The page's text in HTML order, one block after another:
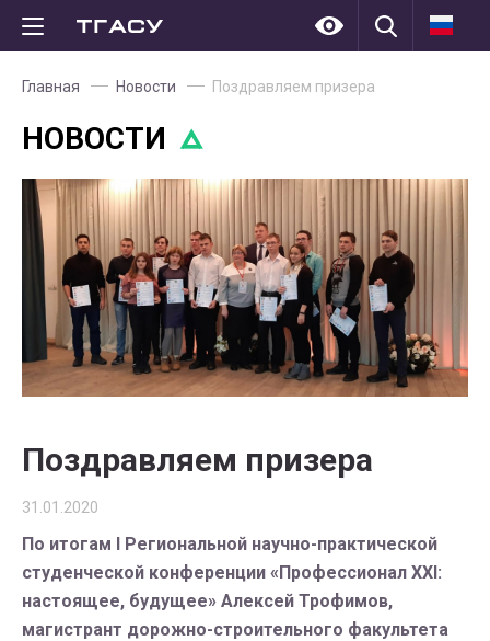
Главная Новости Поздравляем призера
НОВОСТИ
Поздравляем призера
31.01.2020
По итогам I Региональной научно-практической
студенческой конференции «Профессионал XXI:
настоящее, будущее» Алексей Трофимов,
магистрант дорожно-строительного факультета